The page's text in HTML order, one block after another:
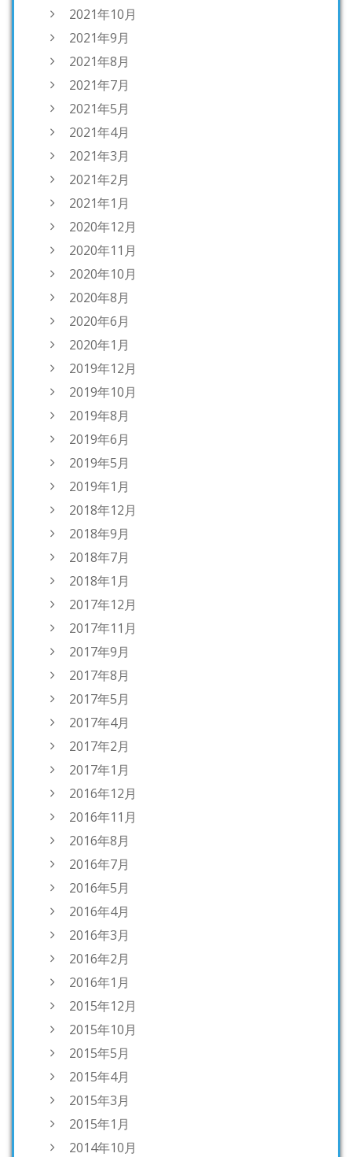
2021年10月
2021年9月
2021年8月
2021年7月
2021年5月
2021年4月
2021年3月
2021年2月
2021年1月
2020年12月
2020年11月
2020年10月
2020年8月
2020年6月
2020年1月
2019年12月
2019年10月
2019年8月
2019年6月
2019年5月
2019年1月
2018年12月
2018年9月
2018年7月
2018年1月
2017年12月
2017年11月
2017年9月
2017年8月
2017年5月
2017年4月
2017年2月
2017年1月
2016年12月
2016年11月
2016年8月
2016年7月
2016年5月
2016年4月
2016年3月
2016年2月
2016年1月
2015年12月
2015年10月
2015年5月
2015年4月
2015年3月
2015年1月
2014年10月